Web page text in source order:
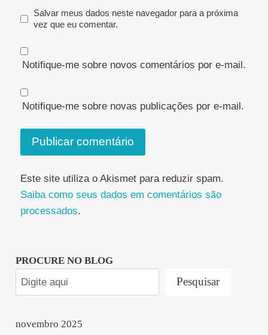
Salvar meus dados neste navegador para a próxima
vez que eu comentar.
Notifique-me sobre novos comentários por e-mail.
Notifique-me sobre novas publicações por e-mail.
Este site utiliza o Akismet para reduzir spam.
Saiba como seus dados em comentários são
processados.
PROCURE NO BLOG
Pesquisar
novembro 2025